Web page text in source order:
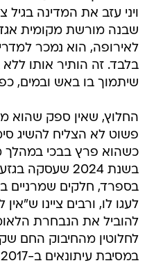
ויני עזב את המדינה בגיל
שבנה מורשת מקומית
בלבד. זה הותיר אותו
שיתמוך בו באש ובמים,
החלוץ, שאין ספק שהוא
פשוט לא הצליח להשיג
כשהוא פרץ בבכי במהלך
בשנת 2024
בספרד, חלקים שמרניים
לעגו לו, ורבים ציינו
להוביל את הנבחרת
לחלוטין מהחיבוק החם
במסיבת עיתונאים ב-2017 אחרי משחק נגד יפן.